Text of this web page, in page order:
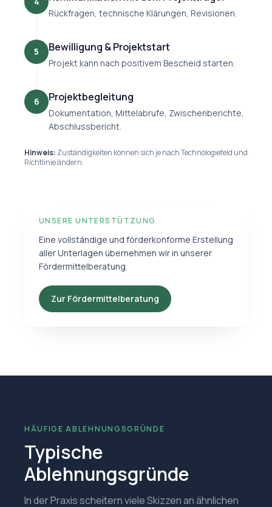
Rückfragen, technische Klärungen, Revisionen.
5 Bewilligung & Projektstart
Projekt kann nach positivem Bescheid starten.
6 Projektbegleitung
Dokumentation, Mittelabrufe, Zwischenberichte,
Abschlussbericht.
Hinweis: Zuständigkeiten können sich je nach Technologiefeld und
Richtlinie ändern.
UNSERE UNTERSTÜTZUNG
Eine vollständige und förderkonforme Erstellung
aller Unterlagen übernehmen wir in unserer
Fördermittelberatung.
Zur Fördermittelberatung
HÄUFIGE ABLEHNUNGSGRÜNDE
Typische
Ablehnungsgründe
In der Praxis scheitern viele Skizzen an ähnlichen